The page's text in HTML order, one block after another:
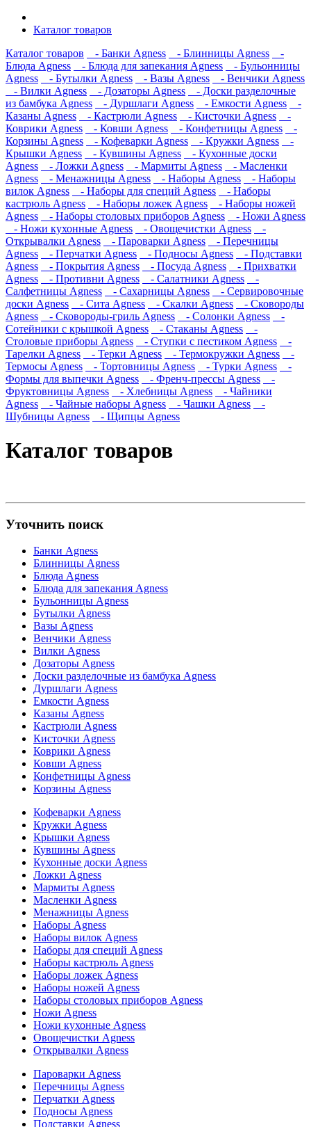
Каталог товаров
Каталог товаров
- Банки Agness - Блинницы Agness
-
Блюда Agness
- Блюда для запекания Agness
- Бульонницы
Agness
- Бутылки Agness - Вазы Agness
- Венчики Agness
- Вилки Agness
- Дозаторы Agness
- Доски разделочные
из бамбука Agness
- Дуршлаги Agness - Емкости Agness
-
Казаны Agness
- Кастрюли Agness - Кисточки Agness
-
Коврики Agness
- Ковши Agness - Конфетницы Agness
-
Корзины Agness
- Кофеварки Agness - Кружки Agness
-
Крышки Agness
- Кувшины Agness
- Кухонные доски
Agness
- Ложки Agness - Мармиты Agness
- Масленки
Agness
- Менажницы Agness - Наборы Agness
- Наборы
вилок Agness
- Наборы для специй Agness
- Наборы
кастрюль Agness
- Наборы ложек Agness
- Наборы ножей
Agness
- Наборы столовых приборов Agness
- Ножи Agness
- Ножи кухонные Agness
- Овощечистки Agness
-
Открывалки Agness
- Пароварки Agness
- Перечницы
Agness
- Перчатки Agness - Подносы Agness
- Подставки
Agness
- Покрытия Agness - Посуда Agness
- Прихватки
Agness
- Противни Agness - Салатники Agness
-
Салфетницы Agness
- Сахарницы Agness
- Сервировочные
доски Agness
- Сита Agness - Скалки Agness
- Сковороды
Agness
- Сковороды-гриль Agness - Солонки Agness
-
Сотейники с крышкой Agness
- Стаканы Agness
-
Столовые приборы Agness
- Ступки с пестиком Agness
-
Тарелки Agness
- Терки Agness - Термокружки Agness
-
Термосы Agness
- Тортовницы Agness - Турки Agness
-
Формы для выпечки Agness
- Френч-прессы Agness
-
Фруктовницы Agness
- Хлебницы Agness
- Чайники
Agness
- Чайные наборы Agness - Чашки Agness
-
Шубницы Agness
- Щипцы Agness
Каталог товаров
Уточнить поиск
Банки Agness
Блинницы Agness
Блюда Agness
Блюда для запекания Agness
Бульонницы Agness
Бутылки Agness
Вазы Agness
Венчики Agness
Вилки Agness
Дозаторы Agness
Доски разделочные из бамбука Agness
Дуршлаги Agness
Емкости Agness
Казаны Agness
Кастрюли Agness
Кисточки Agness
Коврики Agness
Ковши Agness
Конфетницы Agness
Корзины Agness
Кофеварки Agness
Кружки Agness
Крышки Agness
Кувшины Agness
Кухонные доски Agness
Ложки Agness
Мармиты Agness
Масленки Agness
Менажницы Agness
Наборы Agness
Наборы вилок Agness
Наборы для специй Agness
Наборы кастрюль Agness
Наборы ложек Agness
Наборы ножей Agness
Наборы столовых приборов Agness
Ножи Agness
Ножи кухонные Agness
Овощечистки Agness
Открывалки Agness
Пароварки Agness
Перечницы Agness
Перчатки Agness
Подносы Agness
Подставки Agness